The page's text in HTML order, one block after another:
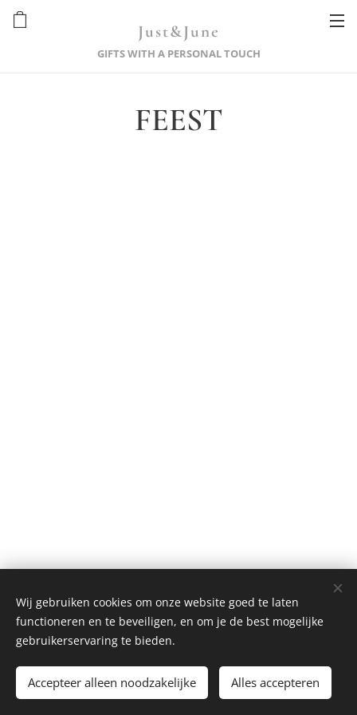
Just&June
GIFTS WITH A PERSONAL TOUCH
FEEST
Mogelijk gemaakt doorWebnode Cookies
Wij gebruiken cookies om onze website goed te laten
functioneren en te beveiligen, en om je de best mogelijke
gebruikerservaring te bieden.
Accepteer alleen noodzakelijke Alles accepteren